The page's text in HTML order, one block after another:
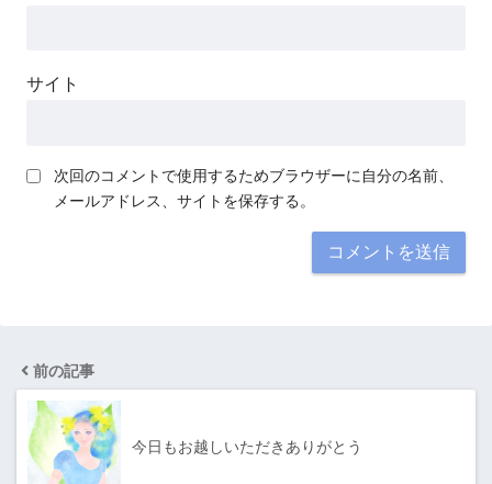
サイト
次回のコメントで使用するためブラウザーに自分の名前、
メールアドレス、サイトを保存する。
前の記事
今日もお越しいただきありがとう